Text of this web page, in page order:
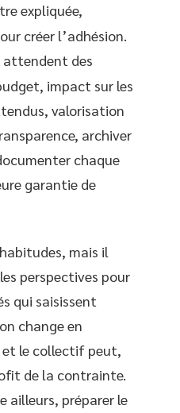
expliquée,
créer l’adhésion.
attendent des
impact sur les
valorisation
archiver
chaque
garantie de
mais il
perspectives pour
qui saisissent
change en
et le collectif peut,
de la contrainte.
ailleurs, préparer le